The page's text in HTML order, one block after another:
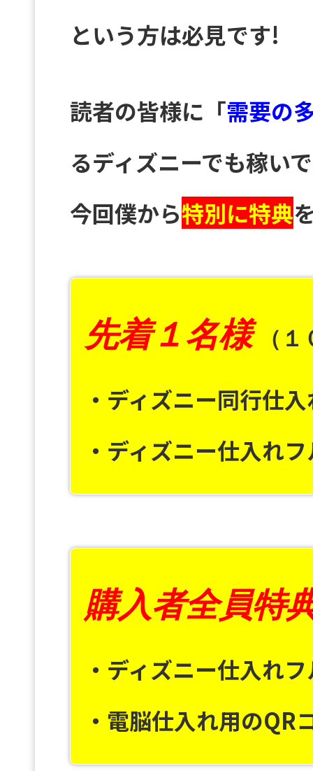
という方は必見です!
読者の皆様に「需要の
るディズニーでも稼い
今回僕から特別に特典
先着１名様 （
・ディズニー同行仕
・ディズニー仕入れ
購入者全員特
・ディズニー仕入れ
・電脳仕入れ用のQR